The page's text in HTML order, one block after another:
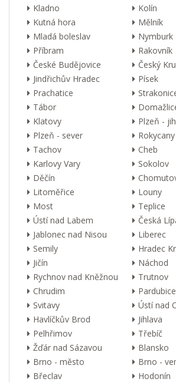
Kladno
Kolín
Kutná hora
Mělník
Mladá boleslav
Nymburk
Příbram
Rakovník
České Budějovice
Český
Jindřichův Hradec
Písek
Prachatice
Tábor
Klatovy
Plzeň - jih
Plzeň - sever
Rokycany
Tachov
Cheb
Karlovy Vary
Sokolov
Děčín
Litoměřice
Louny
Most
Teplice
Ústí nad Labem
Česká
Jablonec nad Nisou
Liberec
Semily
Hradec
Jičín
Náchod
Rychnov nad Kněžnou
Trutnov
Chrudim
Pardubice
Svitavy
Ústí nad
Havlíčkův Brod
Jihlava
Pelhřimov
Třebíč
Žďár nad Sázavou
Blansko
Brno - město
Brno -
Břeclav
Hodonín